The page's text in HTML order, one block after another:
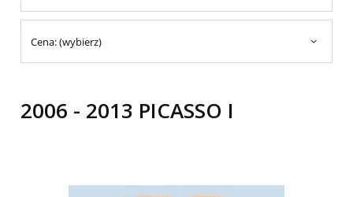
Cena: (wybierz)
2006 - 2013 PICASSO I